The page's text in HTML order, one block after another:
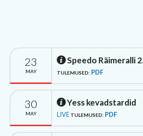
23
MAY
Speedo Räimeralli
TULEMUSED: PDF
30
MAY
Yess kevadstardid
LIVE TULEMUSED: PDF